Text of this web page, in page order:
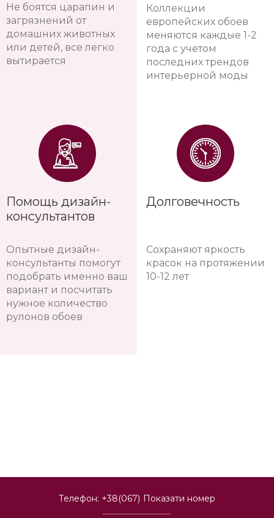
Не боятся царапин и
загрязнений от
домашних животных
или детей, все легко
вытирается
Помощь дизайн-
консультантов
Опытные дизайн-
консультанты помогут
подобрать именно ваш
вариант и посчитать
нужное количество
рулонов обоев
Коллекции
европейских обоев
меняются каждые 1-2
года с учетом
последних трендов
интерьерной моды
Долговечность
Сохраняют яркость
красок на протяжении
10-12 лет
Телефон: +38(067) Показати номер